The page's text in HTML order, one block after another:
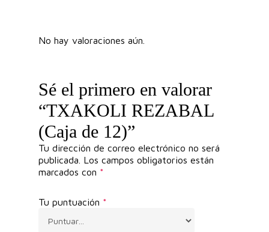
No hay valoraciones aún.
Sé el primero en valorar
“TXAKOLI REZABAL
(Caja de 12)”
Tu dirección de correo electrónico no será
publicada. Los campos obligatorios están
marcados con *
Tu puntuación *